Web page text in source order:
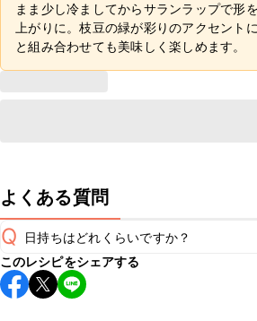
まま少し冷ましてからサランラップで形
上がりに。枝豆の緑が彩りのアクセント
と組み合わせても美味しく楽しめます。
よくある質問
Q 日持ちはどれくらいですか？
保存期間は冷蔵で当日中が目安です。な
し上がりください。
このレシピをシェアする